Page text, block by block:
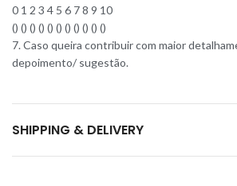
0 1 2 3 4 5 6 7 8 9 10
() () () () () () () () () () ()
7. Caso queira contribuir com maior
depoimento/ sugestão.
SHIPPING & DELIVERY